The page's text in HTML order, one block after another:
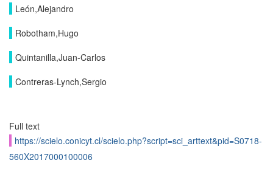
León,Alejandro
Robotham,Hugo
Quintanilla,Juan-Carlos
Contreras-Lynch,Sergio
Full text
https://scielo.conicyt.cl/scielo.php?script=sci_arttext&pid=S0718-
560X2017000100006